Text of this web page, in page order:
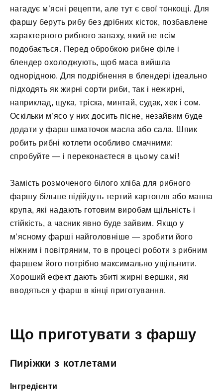
нагадує м’ясні рецепти, але тут є свої тонкощі. Для
фаршу беруть рибу без дрібних кісток, позбавлене
характерного рибного запаху, який не всім
подобається. Перед обробкою рибне філе і
блендер охолоджують, щоб маса вийшла
однорідною. Для подрібнення в блендері ідеально
підходять як жирні сорти риби, так і нежирні,
наприклад, щука, тріска, минтай, судак, хек і сом.
Оскільки м’ясо у них досить пісне, незайвим буде
додати у фарш шматочок масла або сала. Шпик
робить рибні котлети особливо смачними:
спробуйте — і переконаєтеся в цьому самі!
Замість розмоченого білого хліба для рибного
фаршу більше підійдуть тертий картопля або манна
крупа, які надають готовим виробам щільність і
стійкість, а часник явно буде зайвим. Якщо у
м’ясному фарші найголовніше — зробити його
ніжним і повітряним, то в процесі роботи з рибним
фаршем його потрібно максимально ущільнити.
Хороший ефект дають збиті жирні вершки, які
вводяться у фарш в кінці приготування.
Що приготувати з фаршу
Пиріжки з котлетами
Інгредієнти